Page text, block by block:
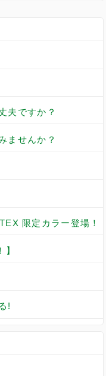
夫ですか？
ませんか？
限定カラー登場！
!